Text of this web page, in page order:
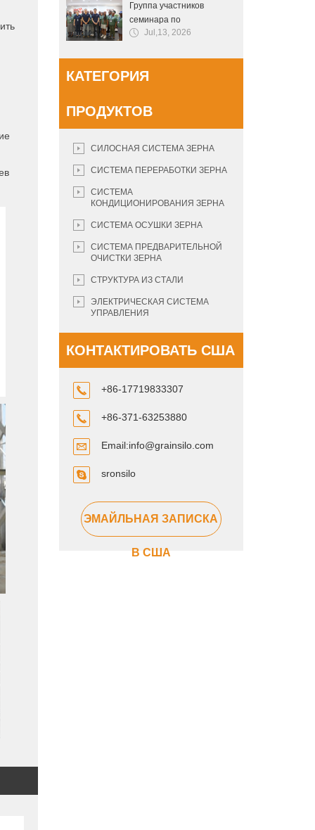
уезда Нэйхуан
интеллектуальные
решения хранения зерна
инфраструктуры
зернового хозяйства
Группа участников
семинара по
послеуборочной
компанию «SRON» для
инновационных
технологий безопасного
транспортировки зерна и
Jul,13, 2026
КАТЕГОРИЯ
ПРОДУКТОВ
СИЛОСНАЯ СИСТЕМА ЗЕРНА
СИСТЕМА ПЕРЕРАБОТКИ ЗЕРНА
СИСТЕМА
КОНДИЦИОНИРОВАНИЯ ЗЕРНА
СИСТЕМА ОСУШКИ ЗЕРНА
СИСТЕМА ПРЕДВАРИТЕЛЬНОЙ
ОЧИСТКИ ЗЕРНА
СТРУКТУРА ИЗ СТАЛИ
ЭЛЕКТРИЧЕСКАЯ СИСТЕМА
УПРАВЛЕНИЯ
КОНТАКТИРОВАТЬ США
+86-17719833307
+86-371-63253880
Email:info@grainsilo.com
sronsilo
ЭМАЙЛЬНАЯ ЗАПИСКА
В США